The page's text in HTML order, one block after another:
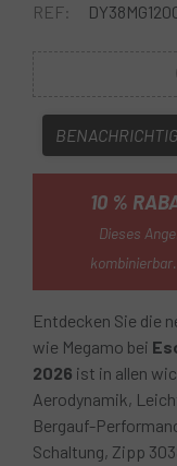
REF:
10 %
Dieses
kombinierbar.
Entdecken Sie die
wie Megamo bei
2026 ist in allen
Aerodynamik,
Bergauf-
Schaltung, Zipp